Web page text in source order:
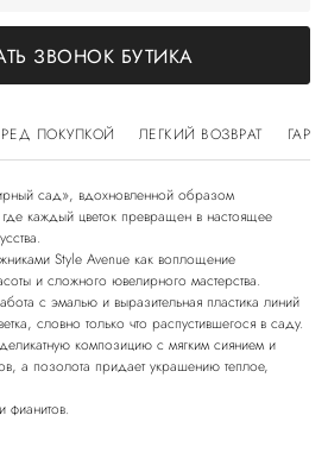
ЗВОНОК БУТИКА
ПОКУПКОЙ ЛЕГКИЙ ВОЗВРАТ
сад», вдохновленной образом
каждый цветок превращен в настоящее
Style Avenue как воплощение
и сложного ювелирного мастерства.
с эмалью и выразительная пластика линий
словно только что распустившегося в саду.
композицию с мягким сиянием и
а позолота придает украшению теплое,
фианитов.